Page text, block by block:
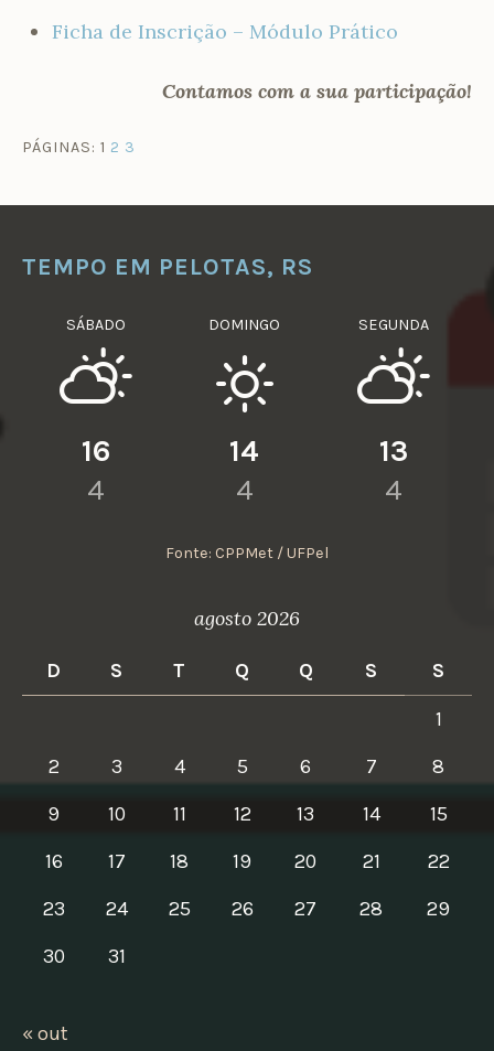
Ficha de Inscrição – Módulo Prático
Contamos com a sua participação!
PÁGINAS: 1 2 3
TEMPO EM PELOTAS, RS
SÁBADO
16
4
DOMINGO
14
4
SEGUNDA
13
4
Fonte: CPPMet / UFPel
agosto 2026
D S T Q Q S
S
1
2
3 4 5 6 7
8
9
10 11 12 13 14
15
16
17 18 19 20 21
22
23
24 25 26 27 28
29
30
31
« out